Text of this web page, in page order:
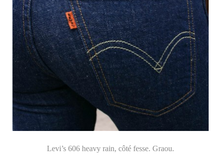
Levi’s 606 heavy rain, côté fesse. Graou.